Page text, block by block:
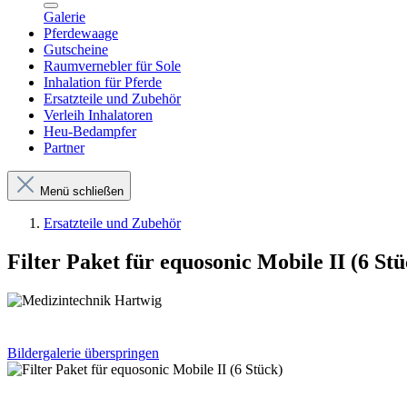
Galerie
Pferdewaage
Gutscheine
Raumvernebler für Sole
Inhalation für Pferde
Ersatzteile und Zubehör
Verleih Inhalatoren
Heu-Bedampfer
Partner
Menü schließen
Ersatzteile und Zubehör
Filter Paket für equosonic Mobile II (6
Bildergalerie überspringen